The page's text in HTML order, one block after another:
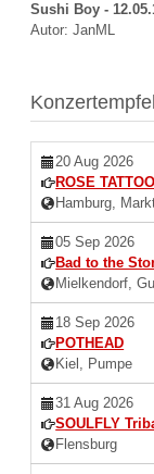
Sushi Boy -
Autor: JanML
20 Aug 2026
ROSE TATTOO
Hamburg,
05 Sep 2026
Bad to the
Mielkendorf,
18 Sep 2026
POTHEAD
Kiel, Pumpe
31 Aug 2026
SOULFLY
Flensburg